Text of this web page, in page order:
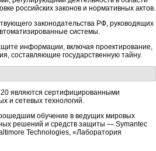
российских законов и нормативных актов.
законодательства РФ, руководящих
системы.
информации, включая проектирование,
составляющие государственную тайну.
являются сертифицированными
и сетевых технологий.
обучение в ведущих мировых
решений и средств защиты — Symantec
Technologies, «Лаборатория